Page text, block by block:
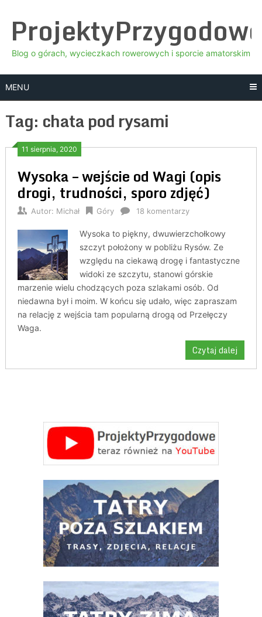
content
Blog o górach, wycieczkach rowerowych i sporcie amatorskim
MENU
Tag: chata pod rysami
11 sierpnia, 2020
Wysoka – wejście od Wagi (opis
drogi, trudności, sporo zdjęć)
Autor: Michał Góry 18 komentarzy
Wysoka to piękny, dwuwierzchołkowy
szczyt położony w pobliżu Rysów. Ze
względu na ciekawą drogę i fantastyczne
widoki ze szczytu, stanowi górskie
marzenie wielu chodzących poza szlakami osób. Od
niedawna był i moim. W końcu się udało, więc zapraszam
na relację z wejścia tam popularną drogą od Przełęczy
Waga.
Czytaj dalej